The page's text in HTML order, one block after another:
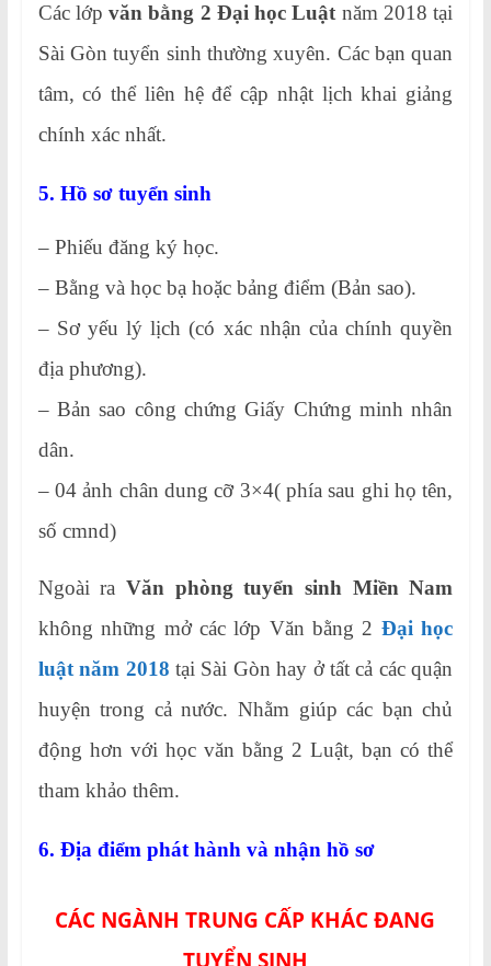
Các lớpvăn bằng 2 Đại học Luậtnăm 2018 tại
Sài Gòn tuyển sinh thường xuyên. Các bạn quan
tâm, có thể liên hệ để cập nhật lịch khai giảng
chính xác nhất.
5. Hồ sơ tuyển sinh
– Phiếu đăng ký học.
– Bằng và học bạ hoặc bảng điểm (Bản sao).
– Sơ yếu lý lịch (có xác nhận của chính quyền
địa phương).
– Bản sao công chứng Giấy Chứng minh nhân
dân.
– 04 ảnh chân dung cỡ 3×4( phía sau ghi họ tên,
số cmnd)
Ngoài raVăn phòng tuyển sinh Miền Nam
không những mở các lớp Văn bằng 2 Đại học
luật năm 2018 tại Sài Gòn hay ở tất cả các quận
huyện trong cả nước. Nhằm giúp các bạn chủ
động hơn với học văn bằng 2 Luật, bạn có thể
tham khảo thêm.
6. Địa điểm phát hành và nhận hồ sơ
CÁC NGÀNH TRUNG CẤP KHÁC ĐANG
TUYỂN SINH